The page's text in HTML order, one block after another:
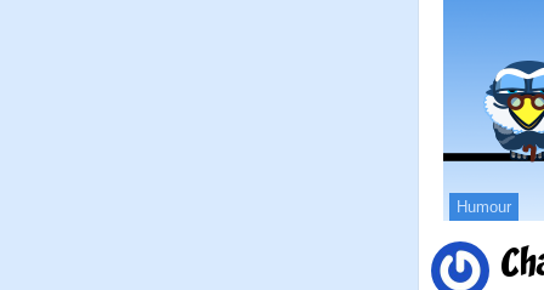
Humour